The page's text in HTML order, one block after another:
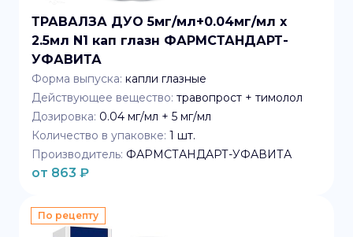
ТРАВАЛЗА ДУО 5мг/мл+0.04мг/мл x
2.5мл N1 кап глазн ФАРМСТАНДАРТ-
УФАВИТА
Форма выпуска: капли глазные
Действующее вещество: травопрост + тимолол
Дозировка: 0.04 мг/мл + 5 мг/мл
Количество в упаковке: 1 шт.
Производитель: ФАРМСТАНДАРТ-УФАВИТА
от 863 ₽
По рецепту